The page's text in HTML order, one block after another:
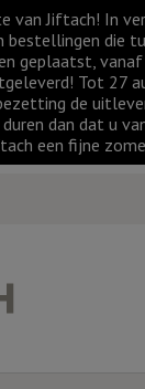
van Jiftach! In
bestellingen die
geplaatst,
Tot 27
de
dan dat u
een fijne